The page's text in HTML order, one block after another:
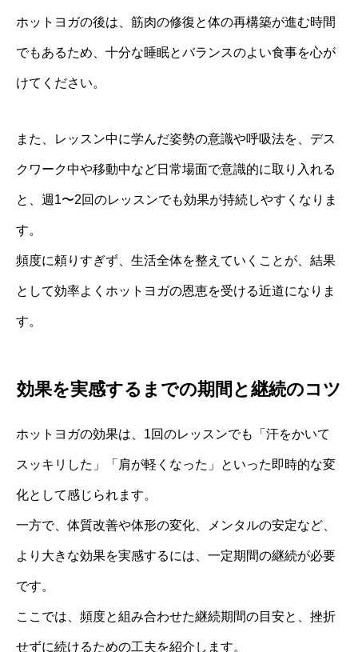
ホットヨガの後は、筋肉の修復と体の再構築が進む時間
でもあるため、十分な睡眠とバランスのよい食事を心が
けてください。
また、レッスン中に学んだ姿勢の意識や呼吸法を、デス
クワーク中や移動中など日常場面で意識的に取り入れる
と、週1〜2回のレッスンでも効果が持続しやすくなりま
す。
頻度に頼りすぎず、生活全体を整えていくことが、結果
として効率よくホットヨガの恩恵を受ける近道になりま
す。
効果を実感するまでの期間と継続のコツ
ホットヨガの効果は、1回のレッスンでも「汗をかいて
スッキリした」「肩が軽くなった」といった即時的な変
化として感じられます。
一方で、体質改善や体形の変化、メンタルの安定など、
より大きな効果を実感するには、一定期間の継続が必要
です。
ここでは、頻度と組み合わせた継続期間の目安と、挫折
せずに続けるための工夫を紹介します。